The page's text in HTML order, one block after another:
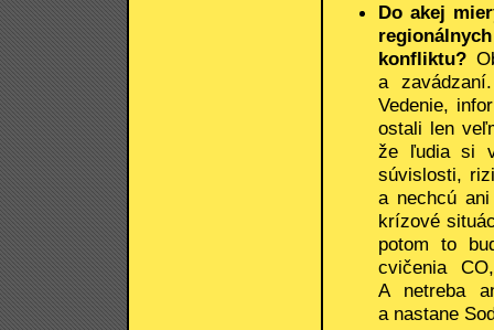
Do akej
konfliktu?
a
Vedenie,
ostali len
že ľudia si
súvislosti,
a nechcú
krízové
potom to
cvičenia
A netreba
a nastane